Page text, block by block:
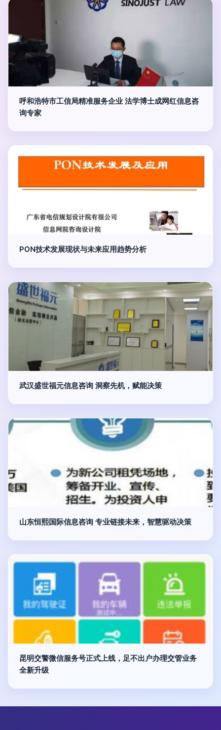
呼和浩特市工信局精准服务企业 法学博士成网红信息咨
询专家
PON技术发展现状与未来应用趋势分析
武汉盛世福元信息咨询 洞察先机，赋能决策
山东恒熙国际信息咨询 专业链接未来，智慧驱动决策
昆明交警微信服务号正式上线，足不出户办理交管业务
全新升级